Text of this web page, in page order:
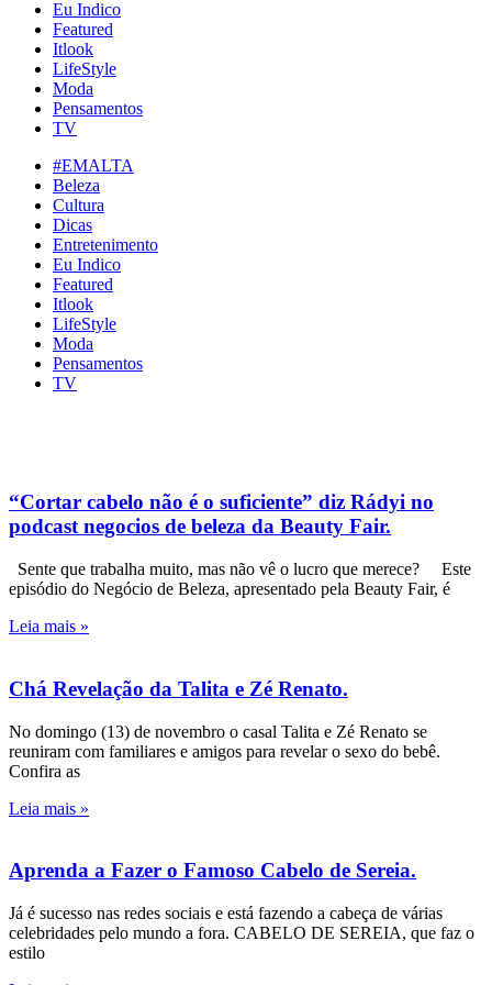
Eu Indico
Featured
Itlook
LifeStyle
Moda
Pensamentos
TV
#EMALTA
Beleza
Cultura
Dicas
Entretenimento
Eu Indico
Featured
Itlook
LifeStyle
Moda
Pensamentos
TV
“Cortar cabelo não é o suficiente” diz Rádyi no
podcast negocios de beleza da Beauty Fair.
Sente que trabalha muito, mas não vê o lucro que merece? Este
episódio do Negócio de Beleza, apresentado pela Beauty Fair, é
Leia mais »
Chá Revelação da Talita e Zé Renato.
No domingo (13) de novembro o casal Talita e Zé Renato se
reuniram com familiares e amigos para revelar o sexo do bebê.
Confira as
Leia mais »
Aprenda a Fazer o Famoso Cabelo de Sereia.
Já é sucesso nas redes sociais e está fazendo a cabeça de várias
celebridades pelo mundo a fora. CABELO DE SEREIA, que faz o
estilo